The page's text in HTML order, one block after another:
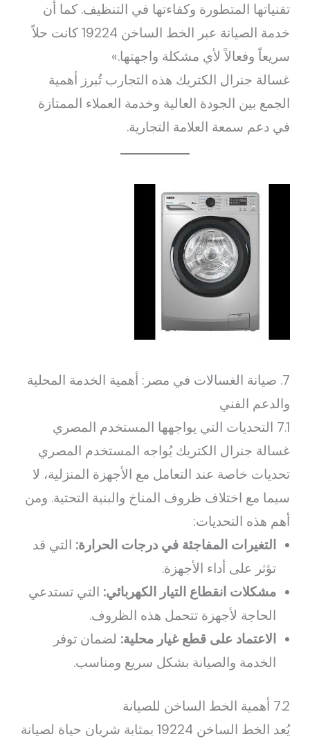
تقنياتها المتطورة وكفاءتها في التنظيف. كما أن
خدمة الصيانة عبر الخط الساخن 19224 كانت حلاً
سريعاً وفعالاً لأي مشكلة واجهتها.»
غسالة جنرال الكتريك هذه التجارب تُبرز أهمية
الجمع بين الجودة العالية وخدمة العملاء الممتازة
في دعم سمعة العلامة التجارية.
7. صيانة الغسالات في مصر: أهمية الخدمة المحلية
والدعم الفني
7.1 التحديات التي يواجهها المستخدم المصري
غسالة جنرال الكتريك يُواجه المستخدم المصري
تحديات خاصة عند التعامل مع الأجهزة المنزلية، لا
سيما مع اختلاف ظروف المناخ والبنية التحتية. ومن
أهم هذه التحديات:
التغيرات المفاجئة في درجات الحرارة: التي قد
تؤثر على أداء الأجهزة.
مشكلات انقطاع التيار الكهربائي: التي تستدعي
الحاجة لأجهزة تتحمل هذه الظروف.
الاعتماد على قطع غيار محلية: لضمان توفر
الخدمة والصيانة بشكل سريع ومناسب.
7.2 أهمية الخط الساخن للصيانة
يُعد الخط الساخن 19224 بمثابة شريان حياة لصيانة